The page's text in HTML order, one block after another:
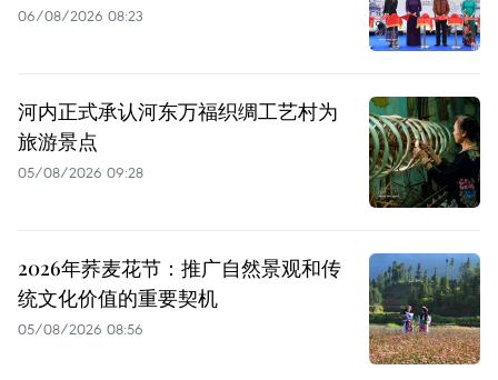
06/08/2026 08:23
河内正式承认河东万福织绸工艺村为
旅游景点
05/08/2026 09:28
2026年荞麦花节：推广自然景观和传
统文化价值的重要契机
05/08/2026 08:56